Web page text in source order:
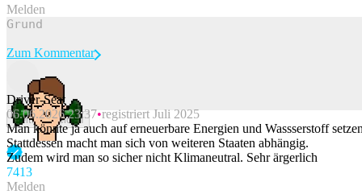
Melden
Beitrag melden
Zum Kommentar
Driver-Seat
06.06.2026 23:37 registriert Juli 2025
Man könnte ja auch auf erneuerbare Energien und Wassserstoff
Stattdessen macht man sich von weiteren Staaten abhängig.
Zudem wird man so sicher nicht Klimaneutral. Sehr ärgerlich
7413
Melden